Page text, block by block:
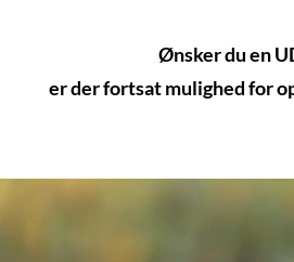
Ønsker du en
er der fortsat mulighed for